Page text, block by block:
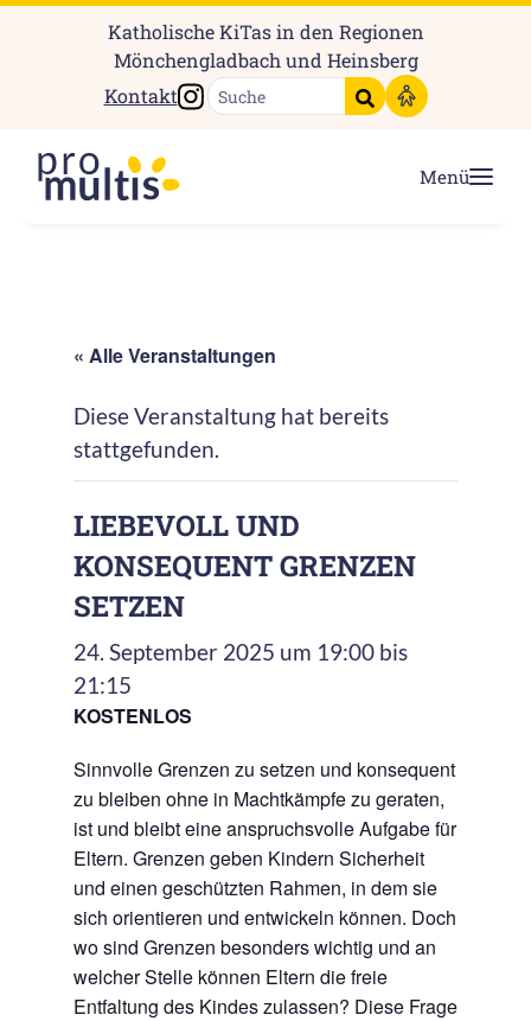
Katholische KiTas in den Regionen
Mönchengladbach und Heinsberg
Kontakt
Instagram
Suche starten
Menü
« Alle Veranstaltungen
Diese Veranstaltung hat bereits
stattgefunden.
LIEBEVOLL UND
KONSEQUENT GRENZEN
SETZEN
24. September 2025 um 19:00 bis
21:15
KOSTENLOS
Sinnvolle Grenzen zu setzen und konsequent
zu bleiben ohne in Machtkämpfe zu geraten,
ist und bleibt eine anspruchsvolle Aufgabe für
Eltern. Grenzen geben Kindern Sicherheit
und einen geschützten Rahmen, in dem sie
sich orientieren und entwickeln können. Doch
wo sind Grenzen besonders wichtig und an
welcher Stelle können Eltern die freie
Entfaltung des Kindes zulassen? Diese Frage